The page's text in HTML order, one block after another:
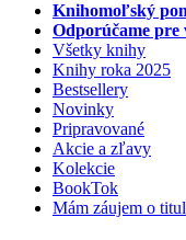
Knihomoľský
Odporúčame pre
Všetky knihy
Knihy roka 2025
Bestsellery
Novinky
Pripravované
Akcie a zľavy
Kolekcie
BookTok
Mám záujem o titul